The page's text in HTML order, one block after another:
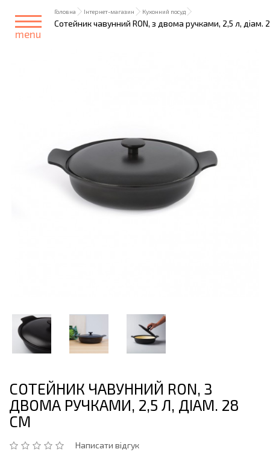
menu
Головна Інтернет-магазин Кухонний посуд
Сотейник чавунний RON, з двома ручками, 2,5 л, діам.
СОТЕЙНИК ЧАВУННИЙ RON, З
ДВОМА РУЧКАМИ, 2,5 Л, ДІАМ. 28
СМ
Написати відгук